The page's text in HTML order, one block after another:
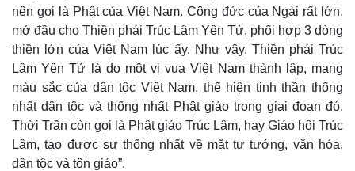
nên gọi là Phật của Việt Nam. Công đức của Ngài rất lớn,
mở đầu cho Thiền phái Trúc Lâm Yên Tử, phối hợp 3 dòng
thiền lớn của Việt Nam lúc ấy. Như vậy, Thiền phái Trúc
Lâm Yên Tử là do một vị vua Việt Nam thành lập, mang
màu sắc của dân tộc Việt Nam, thể hiện tinh thần thống
nhất dân tộc và thống nhất Phật giáo trong giai đoạn đó.
Thời Trần còn gọi là Phật giáo Trúc Lâm, hay Giáo hội Trúc
Lâm, tạo được sự thống nhất về mặt tư tưởng, văn hóa,
dân tộc và tôn giáo”.